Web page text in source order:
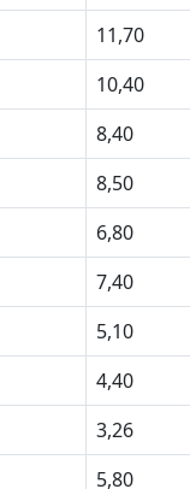
11,70
10,40
8,40
8,50
6,80
7,40
5,10
4,40
3,26
5,80